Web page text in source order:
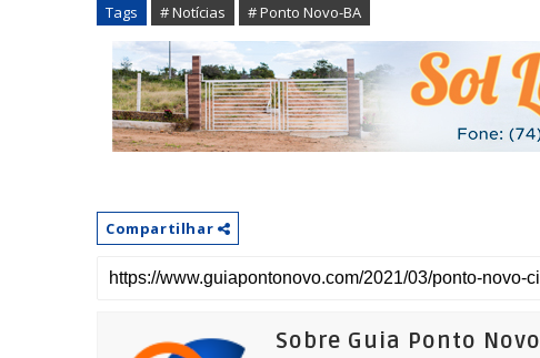
Tags # Notícias # Ponto Novo-BA
Compartilhar
Sobre Guia Ponto Novo